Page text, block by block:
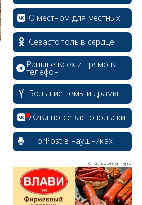
О местном для местных
Севастополь в сердце
Раньше всех и прямо в
телефон
Большие темы и драмы
Живи по-севастопольски
ForPost в наушниках
erid: 2SDnjcrDNw6